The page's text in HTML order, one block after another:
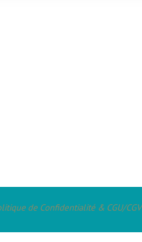
de Confidentialité & CGU/CGV